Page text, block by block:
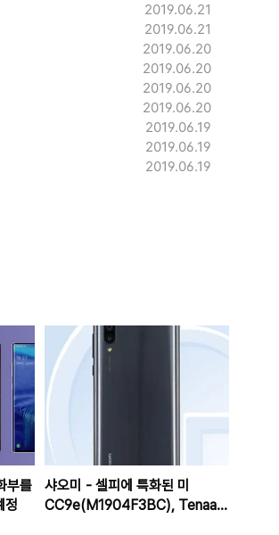
2019.06.21
2019.06.21
2019.06.20
2019.06.20
2019.06.20
2019.06.20
2019.06.19
2019.06.19
2019.06.19
부를
정
샤오미 - 셀피에 특화된 미
CC9e(M1904F3BC), Tenaa